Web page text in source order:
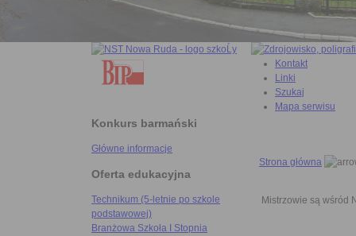
Konkurs barmański
Główne informacje
Oferta edukacyjna
Technikum (5-letnie po szkole
podstawowej)
Branżowa Szkoła I Stopnia
Kontakt
Linki
Szukaj
Mapa serwisu
Strona główna
Mistrzowie są wśród